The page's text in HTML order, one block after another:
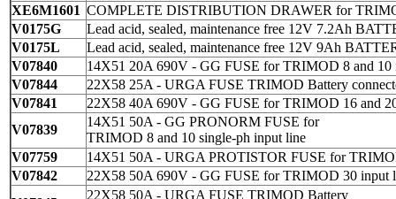
XE6M1601 COMPLETE DISTRIBUTION DRAWER for
V0175G
Lead acid, sealed, maintenance free 12V 7.2Ah
V0175L
Lead acid, sealed, maintenance free 12V 9Ah
V07840
14X51 20A 690V - GG FUSE forTRIMOD 8 and 10
V07844
22X58 25A - URGA FUSE TRIMOD Battery
V07841
22X58 40A 690V - GG FUSE forTRIMOD 16 and
V07839
14X51 50A - GG PRONORM FUSE for
TRIMOD 8 and 10 single-ph
V07759
14X51 50A - URGA PROTISTOR FUSE for
V07842
22X58 50A 690V - GG FUSE forTRIMOD 30
22X58 50A - URGA FUSE TRIMOD Battery